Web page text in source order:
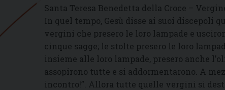
Santa Teresa Benedetta della Croce –
In quel tempo, Gesù disse ai suoi discepoli
vergini che presero le loro lampade e
cinque sagge; le stolte presero le loro
insieme alle loro lampade, presero anche
assopirono tutte e si addormentarono. A
incontro!”. Allora tutte quelle vergini si